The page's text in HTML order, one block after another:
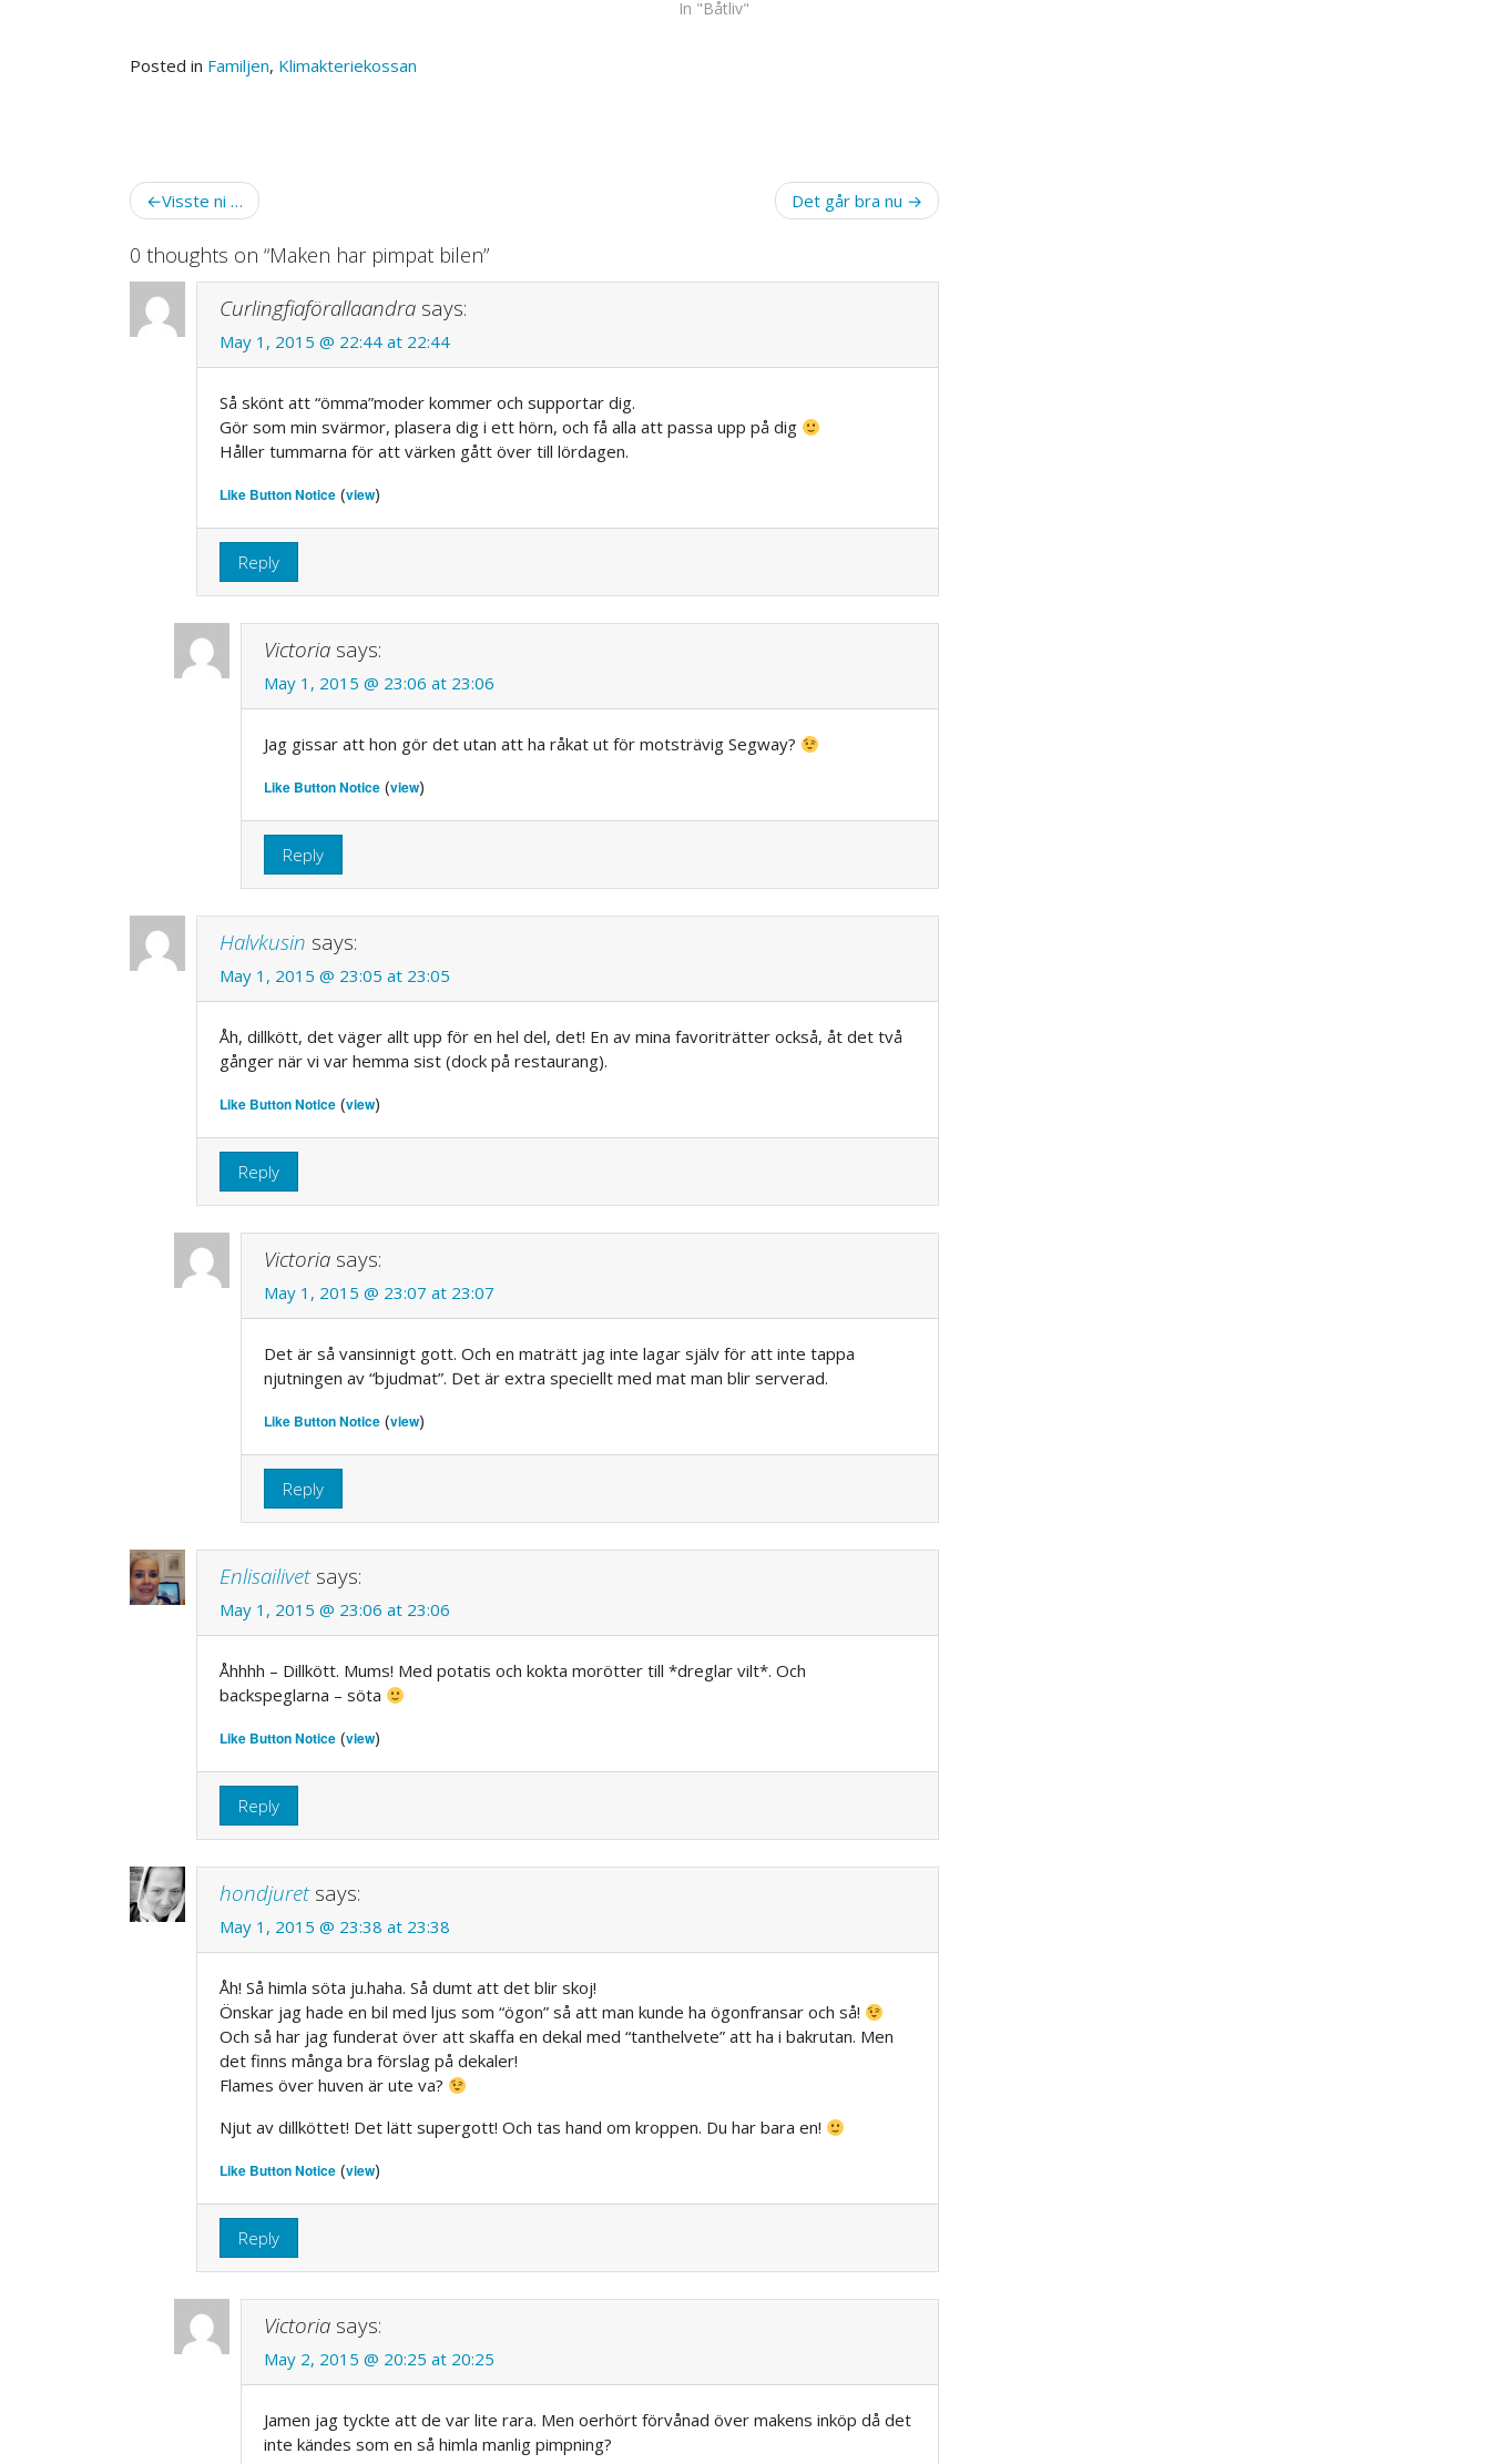
In "Båtliv"
Posted in Familjen, Klimakteriekossan
Post
navigation
Visste ni … Det går bra nu
0 thoughts on “Maken har pimpat bilen”
Curlingfiaförallaandra says:
May 1, 2015 @ 22:44 at 22:44
Så skönt att “ömma”moder kommer och supportar dig.
Gör som min svärmor, plasera dig i ett hörn, och få alla att passa upp på dig
Håller tummarna för att värken gått över till lördagen.
Like Button Notice (view)
Reply
Victoria says:
May 1, 2015 @ 23:06 at 23:06
Jag gissar att hon gör det utan att ha råkat ut för motsträvig Segway?
Like Button Notice (view)
Reply
Halvkusin says:
May 1, 2015 @ 23:05 at 23:05
Åh, dillkött, det väger allt upp för en hel del, det! En av mina favoriträtter också, åt det två
gånger när vi var hemma sist (dock på restaurang).
Like Button Notice (view)
Reply
Victoria says:
May 1, 2015 @ 23:07 at 23:07
Det är så vansinnigt gott. Och en maträtt jag inte lagar själv för att inte tappa
njutningen av “bjudmat”. Det är extra speciellt med mat man blir serverad.
Like Button Notice (view)
Reply
Enlisailivet says:
May 1, 2015 @ 23:06 at 23:06
Åhhhh – Dillkött. Mums! Med potatis och kokta morötter till *dreglar vilt*. Och
backspeglarna – söta
Like Button Notice (view)
Reply
hondjuret says:
May 1, 2015 @ 23:38 at 23:38
Åh! Så himla söta ju.haha. Så dumt att det blir skoj!
Önskar jag hade en bil med ljus som “ögon” så att man kunde ha ögonfransar och så!
Och så har jag funderat över att skaffa en dekal med “tanthelvete” att ha i bakrutan. Men
det finns många bra förslag på dekaler!
Flames över huven är ute va?
Njut av dillköttet! Det lätt supergott! Och tas hand om kroppen. Du har bara en!
Like Button Notice (view)
Reply
Victoria says:
May 2, 2015 @ 20:25 at 20:25
Jamen jag tyckte att de var lite rara. Men oerhört förvånad över makens inköp då det
inte kändes som en så himla manlig pimpning?